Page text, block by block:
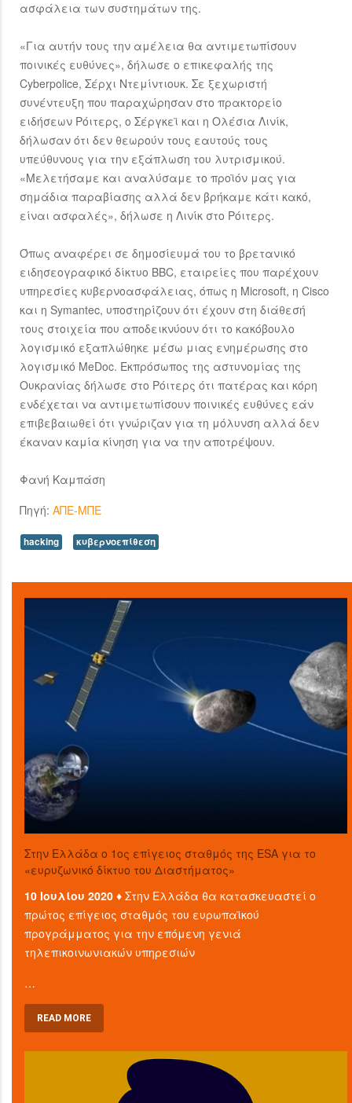
ασφάλεια των συστημάτων της.
«Για αυτήν τους την αμέλεια θα αντιμετωπίσουν
ποινικές ευθύνες», δήλωσε ο επικεφαλής της
Cyberpolice, Σέρχι Ντεμίντιουκ. Σε ξεχωριστή
συνέντευξη που παραχώρησαν στο πρακτορείο
ειδήσεων Ρόιτερς, ο Σέργκεϊ και η Ολέσια Λινίκ,
δήλωσαν ότι δεν θεωρούν τους εαυτούς τους
υπεύθυνους για την εξάπλωση του λυτρισμικού.
«Μελετήσαμε και αναλύσαμε το προϊόν μας για
σημάδια παραβίασης αλλά δεν βρήκαμε κάτι κακό,
είναι ασφαλές», δήλωσε η Λινίκ στο Ρόιτερς.
Όπως αναφέρει σε δημοσίευμά του το βρετανικό
ειδησεογραφικό δίκτυο BBC, εταιρείες που παρέχουν
υπηρεσίες κυβερνοασφάλειας, όπως η Microsoft, η Cisco
και η Symantec, υποστηρίζουν ότι έχουν στη διάθεσή
τους στοιχεία που αποδεικνύουν ότι το κακόβουλο
λογισμικό εξαπλώθηκε μέσω μιας ενημέρωσης στο
λογισμικό MeDoc. Εκπρόσωπος της αστυνομίας της
Ουκρανίας δήλωσε στο Ρόιτερς ότι πατέρας και κόρη
ενδέχεται να αντιμετωπίσουν ποινικές ευθύνες εάν
επιβεβαιωθεί ότι γνώριζαν για τη μόλυνση αλλά δεν
έκαναν καμία κίνηση για να την αποτρέψουν.
Φανή Καμπάση
Πηγή: ΑΠΕ-ΜΠΕ
hacking κυβερνοεπίθεση
Στην Ελλάδα ο 1ος επίγειος σταθμός της ESA για το
«ευρυζωνικό δίκτυο του Διαστήματος»
10 Ιουλίου 2020 ♦Στην Ελλάδα θα κατασκευαστεί ο
πρώτος επίγειος σταθμός του ευρωπαϊκού
προγράμματος για την επόμενη γενιά
τηλεπικοινωνιακών υπηρεσιών
…
READ MORE